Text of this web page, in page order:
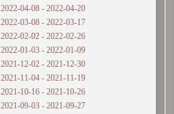
2022-04-08 - 2022-04-20
2022-03-08 - 2022-03-17
2022-02-02 - 2022-02-26
2022-01-03 - 2022-01-09
2021-12-02 - 2021-12-30
2021-11-04 - 2021-11-19
2021-10-16 - 2021-10-26
2021-09-03 - 2021-09-27